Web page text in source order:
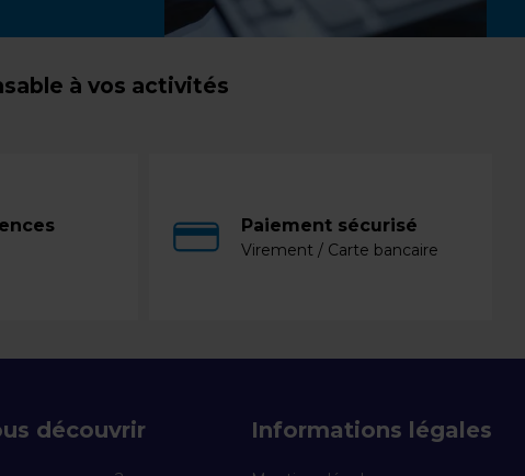
à vos activités
Paiement sécurisé
Virement / Carte bancaire
découvrir Informations légales